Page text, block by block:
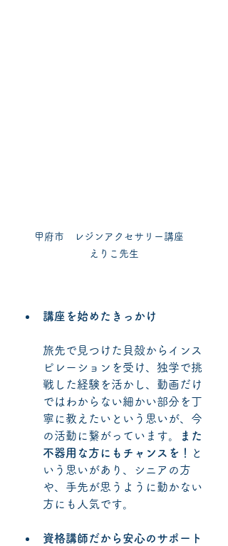
甲府市　レジンアクセサリー講座
えりこ先生
講座を始めたきっかけ
旅先で見つけた貝殻からインス
ピレーションを受け、独学で挑
戦した経験を活かし、動画だけ
ではわからない細かい部分を丁
寧に教えたいという思いが、今
の活動に繋がっています。
また
不器用な方にもチャンスを！
と
いう思いがあり、シニアの方
や、手先が思うように動かない
方にも人気です。
資格講師だから安心のサポート